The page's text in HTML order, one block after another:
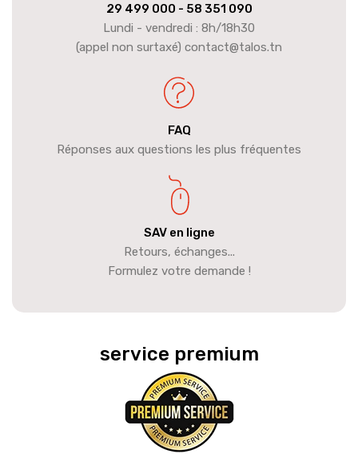
29 499 000 - 58 351 090
Lundi - vendredi : 8h/18h30
(appel non surtaxé) contact@talos.tn
FAQ
Réponses aux questions les plus fréquentes
SAV en ligne
Retours, échanges...
Formulez votre demande !
service premium